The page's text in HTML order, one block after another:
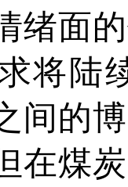
绪面
将陆
间的
在煤